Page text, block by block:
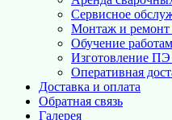
Сервисное
Монтаж и ремонт
Обучение
Изготовление ПЭ
Оперативная
Доставка и оплата
Обратная связь
Галерея